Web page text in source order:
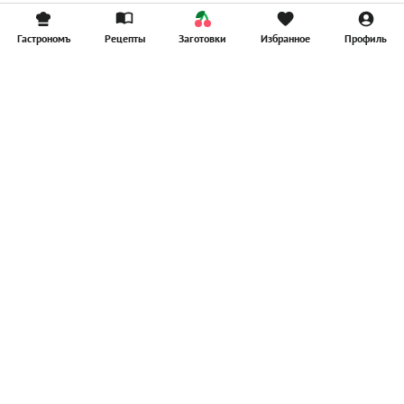
Гастрономъ Рецепты Заготовки Избранное Профиль